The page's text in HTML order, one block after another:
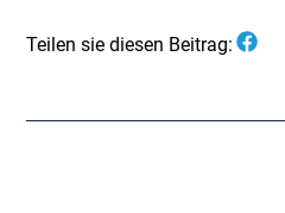
Teilen sie diesen Beitrag: